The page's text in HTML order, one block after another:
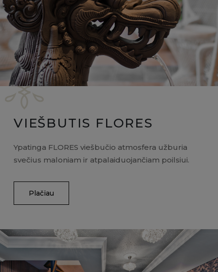
VIEŠBUTIS FLORES
Ypatinga FLORES viešbučio atmosfera užburia
svečius maloniam ir atpalaiduojančiam poilsiui.
Plačiau